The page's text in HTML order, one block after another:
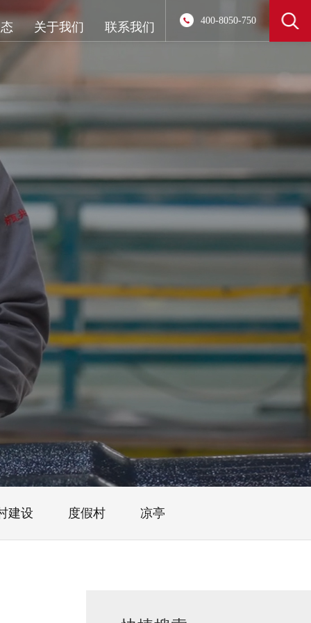
400-8050-750
关于我们 联系我们
建设 度假村 凉亭